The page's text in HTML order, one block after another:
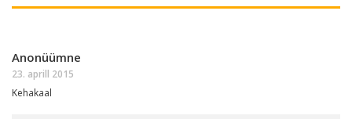
Anonüümne
23. aprill 2015
Kehakaal